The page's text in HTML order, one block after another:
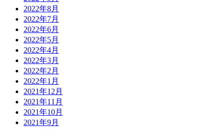
2022年8月
2022年7月
2022年6月
2022年5月
2022年4月
2022年3月
2022年2月
2022年1月
2021年12月
2021年11月
2021年10月
2021年9月